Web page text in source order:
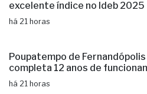
excelente índice no Ideb 2025
há 21 horas
Poupatempo de Fernandópolis
completa 12 anos de
há 21 horas